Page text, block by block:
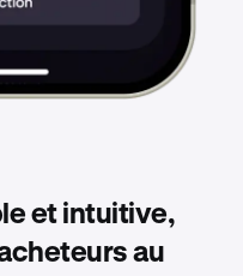
et intuitive,
au